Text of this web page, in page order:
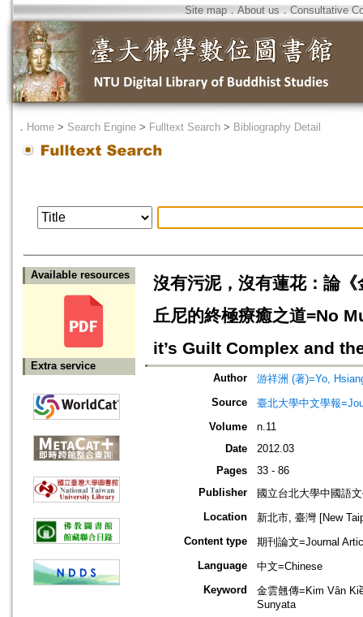
Site map．About us ． Consultative
． Home > Search Engine > Fulltext Search > Bibliography Detail
Available resources
Extra service
沒有污泥，沒有蓮花：論
丘尼的終極療癒之道=No
it’s Guilt Complex and
Author
游祥洲 (著)=Yo,
Source
臺北大學中文學報
Volume
n.11
Date
2012.03
Pages
33 - 86
Publisher
國立台北大學中國語
Location
新北市, 臺灣 [New
Content type
期刊論文=Journal
Language
中文=Chinese
Keyword
金雲翹傳=Kim Vân
Sunyata